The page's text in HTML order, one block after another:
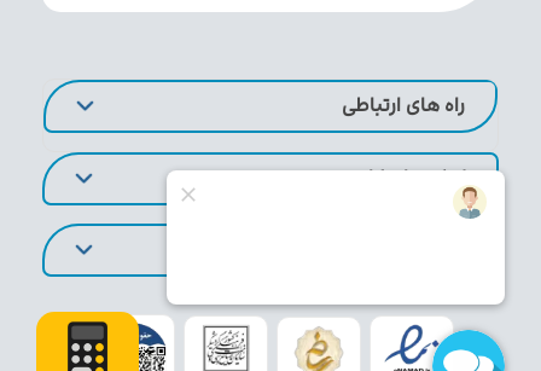
راه های ارتباطی
لینک های کاربردی